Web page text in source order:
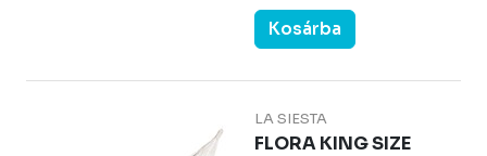
Kosárba
LA SIESTA
FLORA KING SIZE